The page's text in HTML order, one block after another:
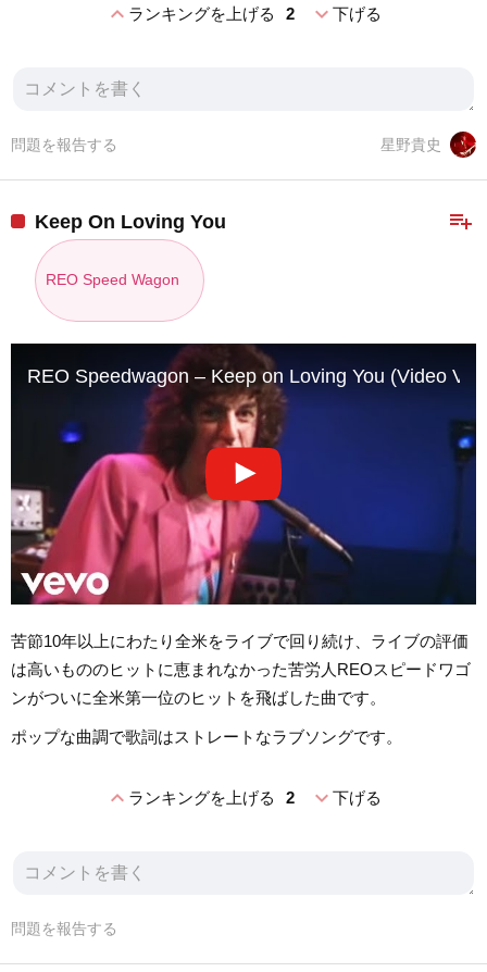
expand_lessランキングを上げる 2 expand_more下げる
星野貴史
問題を報告する
playlist_add
Keep On Loving You
REO Speed Wagon
REO Speedwagon – Keep on Loving You (Video
苦節10年以上にわたり全米をライブで回り続け、ライブの評価
は高いもののヒットに恵まれなかった苦労人REOスピードワゴ
ンがついに全米第一位のヒットを飛ばした曲です。
ポップな曲調で歌詞はストレートなラブソングです。
expand_lessランキングを上げる 2 expand_more下げる
問題を報告する